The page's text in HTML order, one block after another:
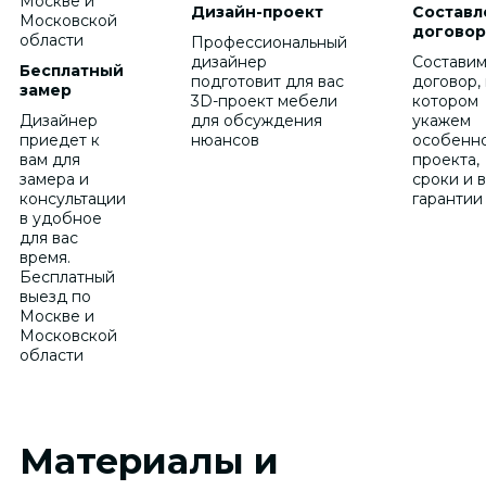
Бесплатный
замер
Дизайнер
приедет к
вам для
замера и
консультации
в удобное
для вас
время.
Бесплатный
выезд по
Москве и
Московской
области
Дизайн-проект
Профессиональный
дизайнер
подготовит для вас
3D-проект мебели
для обсуждения
нюансов
Составим
договор,
котором
укажем
проекта,
сроки и
гарантии
Материалы и